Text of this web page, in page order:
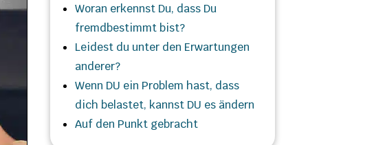
Woran erkennst Du, dass Du
fremdbestimmt bist?
Leidest du unter den Erwartungen
anderer?
Wenn DU ein Problem hast, dass
dich belastet, kannst DU es ändern
Auf den Punkt gebracht